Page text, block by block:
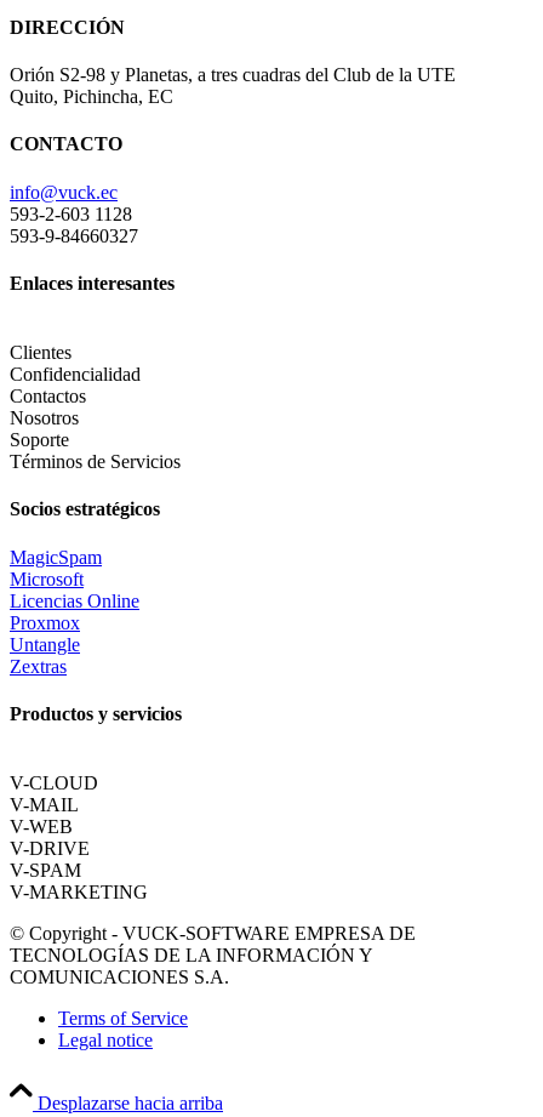
DIRECCIÓN
Orión S2-98 y Planetas, a tres cuadras del Club de la UTE
Quito, Pichincha, EC
CONTACTO
info@vuck.ec
593-2-603 1128
593-9-84660327
Enlaces interesantes
Clientes
Confidencialidad
Contactos
Nosotros
Soporte
Términos de Servicios
Socios estratégicos
MagicSpam
Microsoft
Licencias Online
Proxmox
Untangle
Zextras
Productos y servicios
V-CLOUD
V-MAIL
V-WEB
V-DRIVE
V-SPAM
V-MARKETING
© Copyright - VUCK-SOFTWARE EMPRESA DE
TECNOLOGÍAS DE LA INFORMACIÓN Y
COMUNICACIONES S.A.
Terms of Service
Legal notice
Desplazarse hacia arriba